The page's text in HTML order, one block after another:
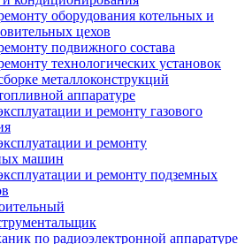
оборудования котельных и
цехов
подвижного состава
технологических установок
металлоконструкций
аппаратуре
и ремонту газового
и ремонту
машин
и ремонту подземных
по радиоэлектронной аппаратуре